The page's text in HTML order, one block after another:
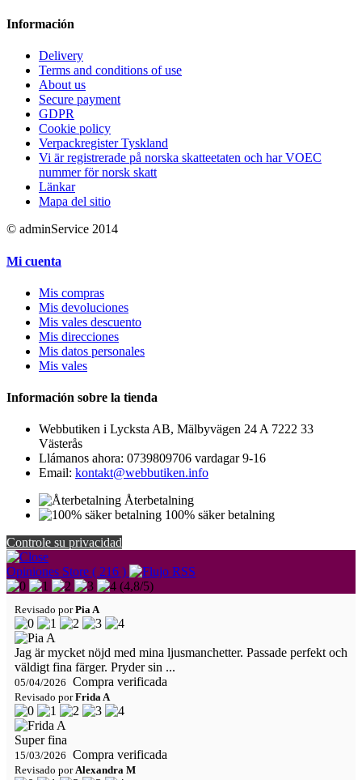
Información
Delivery
Terms and conditions of use
About us
Secure payment
GDPR
Cookie policy
Verpackregister Tyskland
Vi är registrerade på norska skatteetaten och har VOEC
nummer för norsk skatt
Länkar
Mapa del sitio
© adminService 2014
Mi cuenta
Mis compras
Mis devoluciones
Mis vales descuento
Mis direcciones
Mis datos personales
Mis vales
Información sobre la tienda
Webbutiken i Lycksta AB, Mälbyvägen 24 A 7222 33
Västerås
Llámanos ahora: 0739809706 vardagar 9-16
Email: kontakt@webbutiken.info
Återbetalning
100% säker betalning
Controle su privacidad
Opiniones Store ( 216 )
(4,8/5)
Revisado porPia A
Jag är mycket nöjd med mina ljusmanchetter. Passade perfekt och
väldigt fina färger. Pryder sin ...
05/04/2026 Compra verificada
Revisado porFrida A
Super fina
15/03/2026 Compra verificada
Revisado porAlexandra M